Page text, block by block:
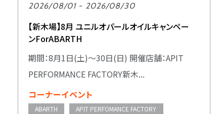
2026/08/01 - 2026/08/30
【新木場】8月 ユニルオパールオイルキャンペー
ンForABARTH
期間：8月1日(土)～30日(日) 開催店舗：APIT
PERFORMANCE FACTORY新木...
コーナーイベント
ABARTH
APIT PERFOMANCE FACTORY